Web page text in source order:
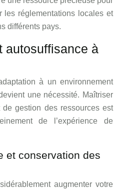
les réglementations locales et
différents pays.
autosuffisance à
à un environnement
une nécessité. Maîtriser
gestion des ressources est
de l’expérience de
et conservation des
augmenter votre